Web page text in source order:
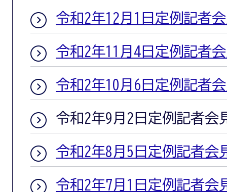
令和2年12月1日定例記者
令和2年11月4日定例記者
令和2年10月6日定例記者
令和2年9月2日定例記者会
令和2年8月5日定例記者会
令和2年7月1日定例記者会